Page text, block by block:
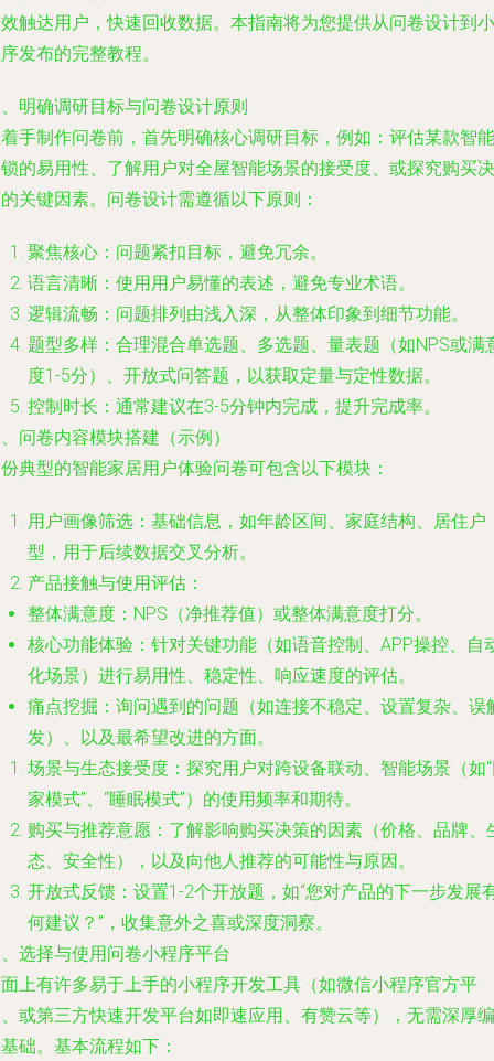
触达用户，快速回收数据。本指南将为您提供从问卷设计到小
发布的完整教程。
明确调研目标与问卷设计原则
手制作问卷前，首先明确核心调研目标，例如：评估某款智能
的易用性、了解用户对全屋智能场景的接受度、或探究购买决
关键因素。问卷设计需遵循以下原则：
聚焦核心 ：问题紧扣目标，避免冗余。
语言清晰 ：使用用户易懂的表述，避免专业术语。
逻辑流畅 ：问题排列由浅入深，从整体印象到细节功能。
题型多样 ：合理混合单选题、多选题、量表题（如NPS或满
度1-5分）、开放式问答题，以获取定量与定性数据。
控制时长 ：通常建议在3-5分钟内完成，提升完成率。
问卷内容模块搭建（示例）
典型的智能家居用户体验问卷可包含以下模块：
用户画像筛选 ：基础信息，如年龄区间、家庭结构、居住户
型，用于后续数据交叉分析。
产品接触与使用评估 ：
整体满意度 ：NPS（净推荐值）或整体满意度打分。
核心功能体验 ：针对关键功能（如语音控制、APP操控、自
化场景）进行易用性、稳定性、响应速度的评估。
痛点挖掘 ：询问遇到的问题（如连接不稳定、设置复杂、误
发）、以及最希望改进的方面。
场景与生态接受度 ：探究用户对跨设备联动、智能场景（如
家模式”、“睡眠模式”）的使用频率和期待。
购买与推荐意愿 ：了解影响购买决策的因素（价格、品牌、
态、安全性），以及向他人推荐的可能性与原因。
开放式反馈 ：设置1-2个开放题，如“您对产品的下一步发展
何建议？”，收集意外之喜或深度洞察。
选择与使用问卷小程序平台
上有许多易于上手的小程序开发工具（如微信小程序官方平
或第三方快速开发平台如即速应用、有赞云等），无需深厚编
础。基本流程如下：